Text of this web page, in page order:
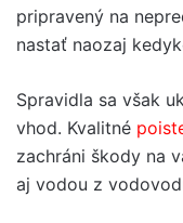
pripravený na
nastať naozaj
Spravidla sa však
vhod. Kvalitné
zachráni škody na
aj vodou z